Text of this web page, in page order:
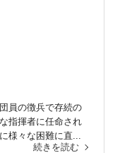
員の徴兵で存続の
指揮者に任命され
様々な困難に直...
続きを読む